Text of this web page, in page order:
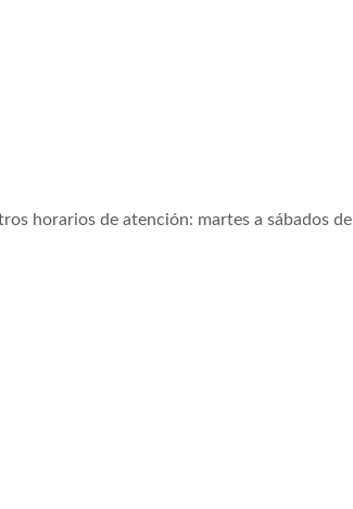
horarios de atención: martes a sábados de